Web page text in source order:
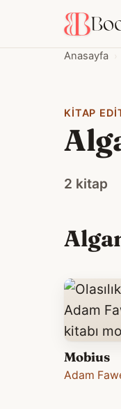
Anasayfa
KITAP
2 kitap
Mobius
Adam